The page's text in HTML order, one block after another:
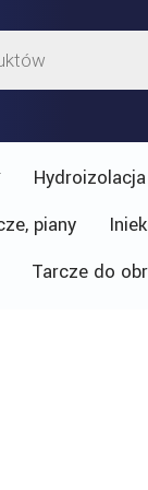
Hydroizolacja
piany
Tarcze do